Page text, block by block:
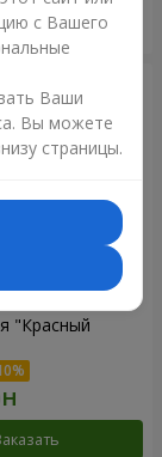
"Красный
с Вашего
Ваши
Вы можете
страницы.